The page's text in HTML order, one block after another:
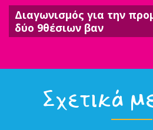
Διαγωνισμός για την
δύο 9θέσιων βαν
Σχετικά